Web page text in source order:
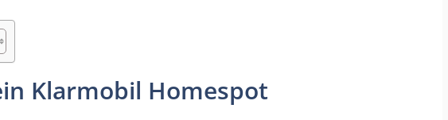
Klarmobil Homespot